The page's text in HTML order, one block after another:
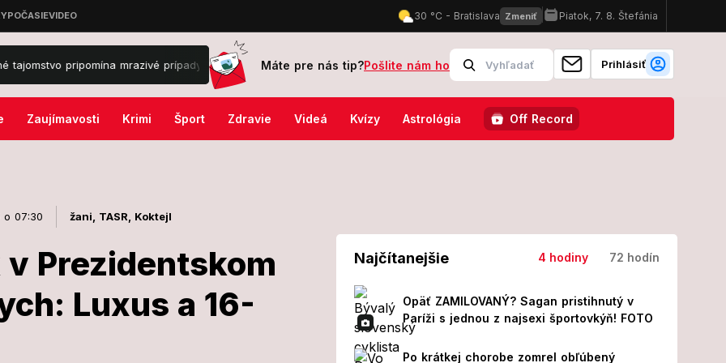
mrazivé prípady z minulosti! Cestujúci ostali v ŠOKU: 6-hodinová cesta vlakom bez toalety! Odpoveď železníc ich vytočila do
Máte pre nás tip?Pošlite nám ho Prihlásiť
Zaujímavosti Krimi Šport Zdravie Videá Kvízy Astrológia Off Record
o 07:30 žani, TASR, Koktejl
Prezidentskom
Luxus a 16-
v
Najčítanejšie 4 hodiny 72 hodín
Opäť ZAMILOVANÝ? Sagan pristihnutý v
Paríži s jednou z najsexi športovkýň! FOTO
Po krátkej chorobe zomrel obľúbený